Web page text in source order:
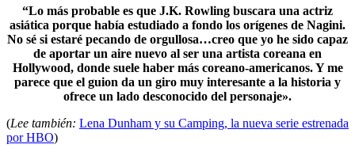
“Lo más probable es que J.K. Rowling buscara una actriz
asiática porque había estudiado a fondo los orígenes de Nagini.
No sé si estaré pecando de orgullosa…creo que yo he sido capaz
de aportar un aire nuevo al ser una artista coreana en
Hollywood, donde suele haber más coreano-americanos. Y me
parece que el guion da un giro muy interesante a la historia y
ofrece un lado desconocido del personaje».
(Lee también: Lena Dunham y su Camping, la nueva serie estrenada
por HBO)